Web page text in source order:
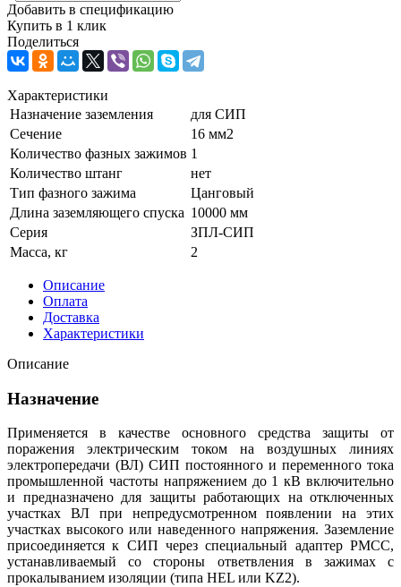
Добавить в спецификацию
Купить в 1 клик
Поделиться
Характеристики
Назначение заземления
для СИП
Сечение
16 мм2
Количество фазных зажимов 1
Количество штанг
нет
Тип фазного зажима
Цанговый
Длина заземляющего спуска 10000 мм
Серия
ЗПЛ-СИП
Масса, кг
2
Описание
Оплата
Доставка
Характеристики
Описание
Назначение
Применяется в качестве основного средства защиты от
поражения электрическим током на воздушных линиях
электропередачи (ВЛ) СИП постоянного и переменного тока
промышленной частоты напряжением до 1 кВ включительно
и предназначено для защиты работающих на отключенных
участках ВЛ при непредусмотренном появлении на этих
участках высокого или наведенного напряжения. Заземление
присоединяется к СИП через специальный адаптер РМСС,
устанавливаемый со стороны ответвления в зажимах с
прокалыванием изоляции (типа HEL или KZ2).